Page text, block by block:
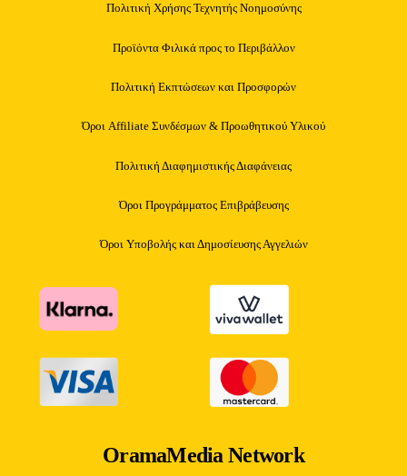
Πολιτική Χρήσης Τεχνητής Νοημοσύνης
Προϊόντα Φιλικά προς το Περιβάλλον
Πολιτική Εκπτώσεων και Προσφορών
Όροι Affiliate Συνδέσμων & Προωθητικού Υλικού
Πολιτική Διαφημιστικής Διαφάνειας
Όροι Προγράμματος Επιβράβευσης
Όροι Υποβολής και Δημοσίευσης Αγγελιών
OramaMedia Network